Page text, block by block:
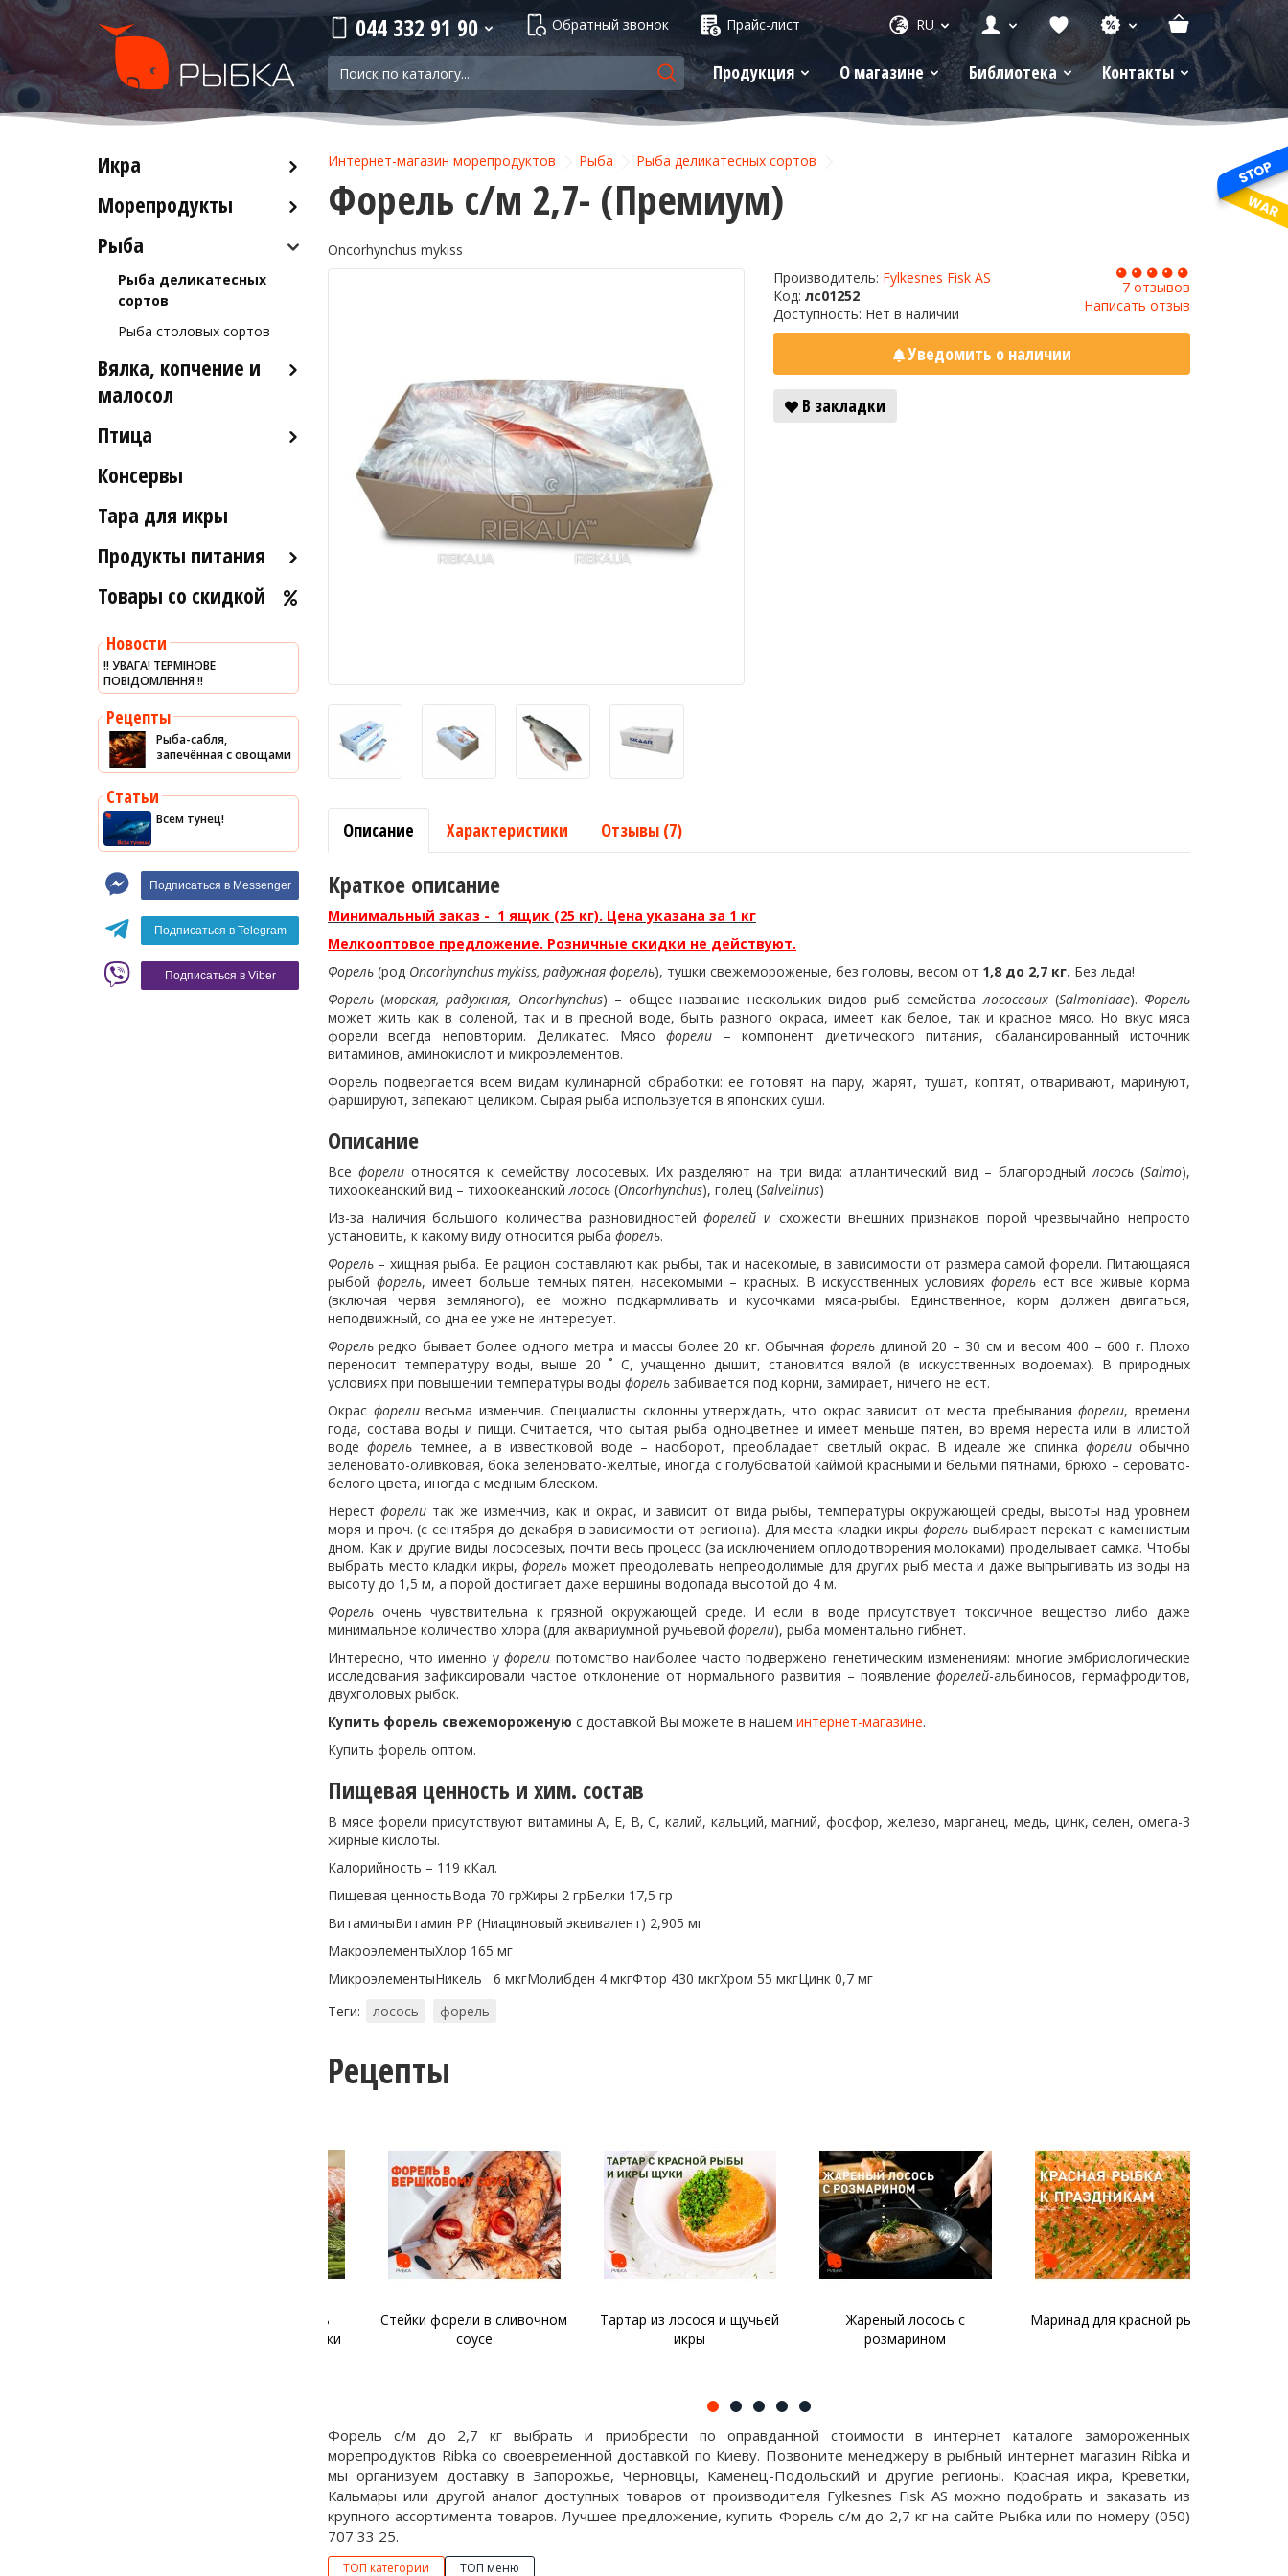
044 332 91 90 Обратный звонок Прайс-лист RU
Продукция О магазине Библиотека Контакты
Икра
Красная икра
Морепродукты
Кальмары
Осьминоги
Крабы
Креветки
Лобстеры / Омары
Мидии
Мясо гребешка
Рапаны
Другое
Рыба
Рыба деликатесных
сортов
Рыба столовых сортов
Вялка, копчение и
малосол
Икра вяленая
Рыба слабосоленая
Рыба холодного и
Птица
Индейка
Консервы
Тара для икры
Продукты питания
Оливковое масло
Уксус
Сыры
Соусы
Сладости
Рис
Оливки
Мясные изделия
Вино
Белое вино
Красное вино
Кофе
Blaser
Товары со скидкой
Новости
‼️ УВАГА! ТЕРМІНОВЕ
ПОВІДОМЛЕННЯ ‼️
Рецепты
Рыба-сабля,
запечённая с овощами
Статьи
Всем тунец!
Подписаться в Messenger
Подписаться в Telegram
Подписаться в Viber
Интернет-магазин морепродуктов Рыба Рыба деликатесных сортов
Форель с/м 2,7- (Премиум)
Oncorhynchus mykiss
Производитель: Fylkesnes Fisk AS
Код: лс01252
Доступность: Нет в наличии
7 отзывов
Написать отзыв
Уведомить о наличии
В закладки
Описание Характеристики Отзывы (7)
Краткое описание
Минимальный заказ - 1 ящик (25 кг). Цена указана за 1 кг
Мелкооптовое предложение. Розничные скидки не действуют.
Форель (род Oncorhynchus mykiss, радужная форель), тушки свежемороженые, без головы, весом от 1,8 до 2,7 кг. Без льда!
Форель (морская, радужная, Oncorhynchus) – общее название нескольких видов рыб семействалососевых(Salmonidae). Форель
может жить как в соленой, так и в пресной воде, быть разного окраса, имеет как белое, так и красное мясо. Но вкус мяса
форели всегда неповторим. Деликатес. Мясофорели – компонент диетического питания, сбалансированный источник
витаминов, аминокислот и микроэлементов.
Форель подвергается всем видам кулинарной обработки: ее готовят на пару, жарят, тушат, коптят, отваривают, маринуют,
фаршируют, запекают целиком. Сырая рыба используется в японских суши.
Описание
Всефорели относятся к семейству лососевых. Их разделяют на три вида: атлантический вид – благородныйлосось(Salmo),
тихоокеанский вид – тихоокеанскийлосось (Oncorhynchus), голец (Salvelinus)
Из-за наличия большого количества разновидностейфорелей и схожести внешних признаков порой чрезвычайно непросто
установить, к какому виду относится рыба форель.
Форель – хищная рыба. Ее рацион составляют как рыбы, так и насекомые, в зависимости от размера самой форели. Питающаяся
рыбой форель, имеет больше темных пятен, насекомыми – красных. В искусственных условиях форель ест все живые корма
(включая червя земляного), ее можно подкармливать и кусочками мяса-рыбы. Единственное, корм должен двигаться,
неподвижный, со дна ее уже не интересует.
Форель редко бывает более одного метра и массы более 20 кг. Обычная форельдлиной 20 – 30 см и весом 400 – 600 г. Плохо
переносит температуру воды, выше 20 ˚ С, учащенно дышит, становится вялой (в искусственных водоемах). В природных
условиях при повышении температуры воды форель забивается под корни, замирает, ничего не ест.
Окрас фореливесьма изменчив. Специалисты склонны утверждать, что окрас зависит от места пребыванияфорели, времени
года, состава воды и пищи. Считается, что сытая рыба одноцветнее и имеет меньше пятен, во время нереста или в илистой
водефорель темнее, а в известковой воде – наоборот, преобладает светлый окрас. В идеале же спинка форелиобычно
зеленовато-оливковая, бока зеленовато-желтые, иногда с голубоватой каймой красными и белыми пятнами, брюхо – серовато-
белого цвета, иногда с медным блеском.
Нерест форели так же изменчив, как и окрас, и зависит от вида рыбы, температуры окружающей среды, высоты над уровнем
моря и проч. (с сентября до декабря в зависимости от региона). Для места кладки икры форельвыбирает перекат с каменистым
дном. Как и другие виды лососевых, почти весь процесс (за исключением оплодотворения молоками) проделывает самка. Чтобы
выбрать место кладки икры, форель может преодолевать непреодолимые для других рыб места и даже выпрыгивать из воды на
высоту до 1,5 м, а порой достигает даже вершины водопада высотой до 4 м.
Форель очень чувствительна к грязной окружающей среде. И если в воде присутствует токсичное вещество либо даже
минимальное количество хлора (для аквариумной ручьевой форели), рыба моментально гибнет.
Интересно, что именно у форели потомство наиболее часто подвержено генетическим изменениям: многие эмбриологические
исследования зафиксировали частое отклонение от нормального развития – появление форелей-альбиносов, гермафродитов,
двухголовых рыбок.
Купить форель свежемороженую с доставкой Вы можете в нашем интернет-магазине.
Купить форель оптом.
Пищевая ценность и хим. состав
В мясе форели присутствуют витамины А, Е, В, С, калий, кальций, магний, фосфор, железо, марганец, медь, цинк, селен, омега-3
жирные кислоты.
Калорийность – 119 кКал.
Пищевая ценностьВода 70 грЖиры 2 грБелки 17,5 гр
ВитаминыВитамин PP (Ниациновый эквивалент) 2,905 мг
МакроэлементыХлор 165 мг
МикроэлементыНикель 6 мкгМолибден 4 мкгФтор 430 мкгХром 55 мкгЦинк 0,7 мг
Теги:
лосось форель
Рецепты
Стейки форели в сливочном
Тартар из лосося и щучьей
Жареный лосось с
розмарином
Маринад для красной рыбы
Форель с/м до 2,7 кг выбрать и приобрести по оправданной стоимости в интернет каталоге замороженных
морепродуктов Ribka со своевременной доставкой по Киеву. Позвоните менеджеру в рыбный интернет магазин Ribka и
мы организуем доставку в Запорожье, Черновцы, Каменец-Подольский и другие регионы. Красная икра, Креветки,
Кальмары или другой аналог доступных товаров от производителя Fylkesnes Fisk AS можно подобрать и заказать из
крупного ассортимента товаров. Лучшее предложение, купить Форель с/м до 2,7 кг на сайте Рыбка или по номеру (050)
707 33 25.
ТОП категории ТОП меню